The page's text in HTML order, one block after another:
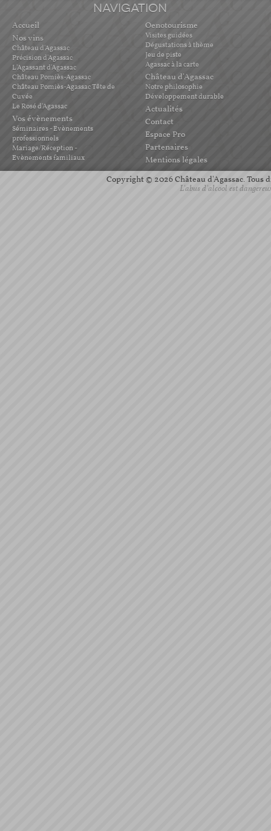
NAVIGATION
Accueil
Nos vins
Château d'Agassac
Précision d'Agassac
L'Agassant d'Agassac
Château Pomiès-Agassac
Château Pomiès-Agassac Tête de
Cuvée
Le Rosé d'Agassac
Vos évènements
Séminaires - Evènements
professionnels
Mariage/Réception -
Evènements familiaux
Oenotourisme
Visites guidées
Dégustations à thème
Jeu de piste
Agassac à la carte
Château d'Agassac
Notre philosophie
Développement durable
Actualités
Contact
Espace Pro
Partenaires
Mentions légales
Copyright © 2026 Château d'Agassac. Tous
L'abus d'alcool est